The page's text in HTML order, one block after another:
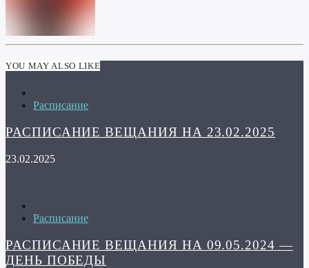
YOU MAY ALSO LIKE
Расписание
РАСПИСАНИЕ ВЕЩАНИЯ НА 23.02.2025
23.02.2025
Расписание
РАСПИСАНИЕ ВЕЩАНИЯ НА 09.05.2024 —
ДЕНЬ ПОБЕДЫ